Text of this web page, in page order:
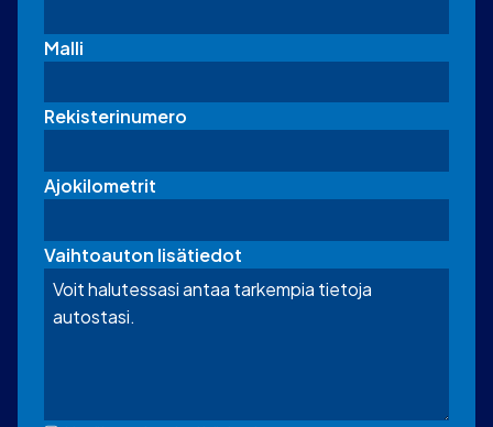
Malli
Rekisterinumero
Ajokilometrit
Vaihtoauton lisätiedot